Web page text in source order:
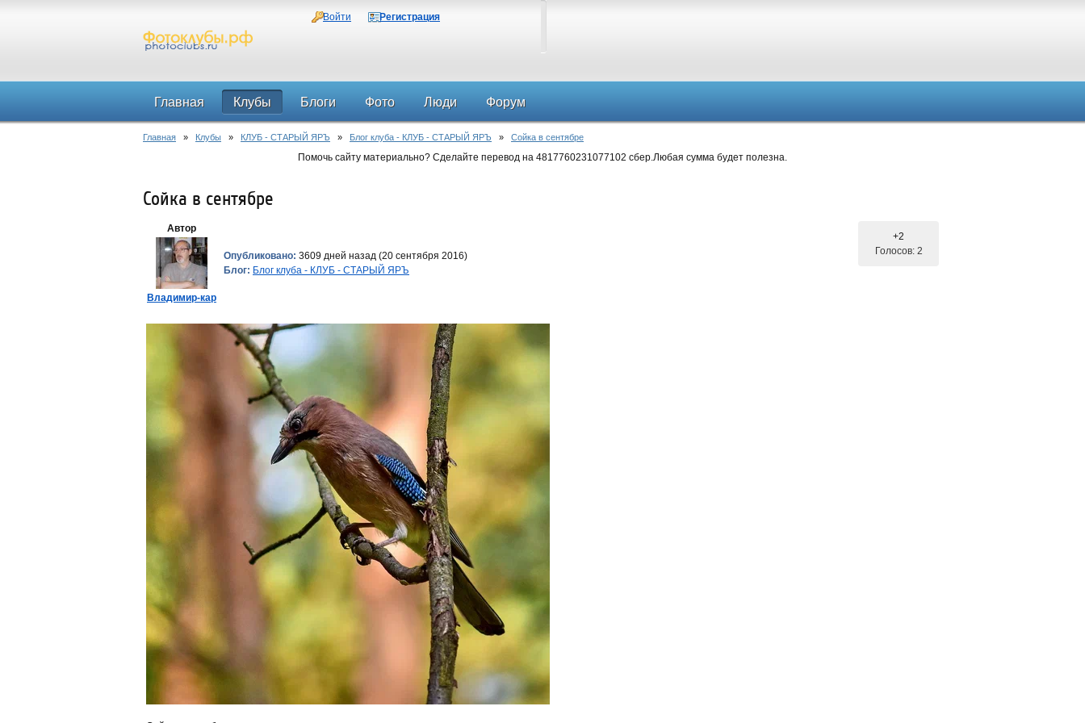
Войти Регистрация
Главная Клубы Блоги Фото Люди Форум
Главная » Клубы » КЛУБ - СТАРЫЙ ЯРЪ » Блог клуба - КЛУБ - СТАРЫЙ ЯРЪ » Сойка в сентябре
Помочь сайту материально? Сделайте перевод на 4817760231077102 сбер.Любая сумма будет полезна.
Сойка в сентябре
Автор
Владимир-кар
Опубликовано: 3609 дней назад (20 сентября 2016)
Блог: Блог клуба - КЛУБ - СТАРЫЙ ЯРЪ
+2
Голосов: 2